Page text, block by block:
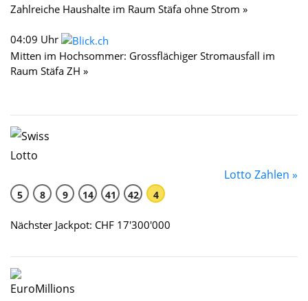
Zahlreiche Haushalte im Raum Stäfa ohne Strom »
04:09 Uhr
Mitten im Hochsommer: Grossflächiger Stromausfall im
Raum Stäfa ZH »
Lotto Zahlen »
5 8 9 14 41 42 4
Nächster Jackpot: CHF 17'300'000